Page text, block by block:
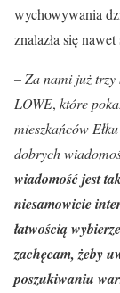
wychowywania
znalazła się
– Za nami już trzy
LOWE, które
mieszkańców
dobrych
wiadomość jest
niesamowicie
łatwością
zachęcam, żeby
poszukiwaniu